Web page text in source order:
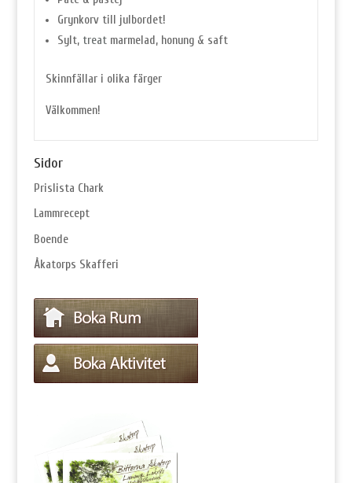
Grynkorv till julbordet!
Sylt, treat marmelad, honung & saft
Skinnfällar i olika färger
Välkommen!
Sidor
Prislista Chark
Lammrecept
Boende
Åkatorps Skafferi